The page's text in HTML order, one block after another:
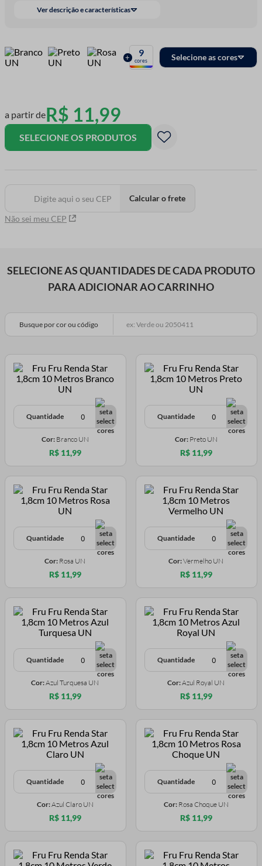
Ver descrição e características
+ 9
cores Selecione as cores
a partir deR$ 11,99
SELECIONE OS PRODUTOS
Não sei meu CEP
Calcular o frete
SELECIONE AS QUANTIDADES DE CADA PRODUTO
PARA ADICIONAR AO CARRINHO
Busque por cor ou código
Quantidade
Cor: Branco UN
R$ 11,99
Quantidade
Cor: Preto UN
R$ 11,99
Quantidade
Cor: Rosa UN
R$ 11,99
Quantidade
Cor:Vermelho UN
R$ 11,99
Quantidade
Cor:Azul Turquesa UN
R$ 11,99
Quantidade
Cor:Azul Royal UN
R$ 11,99
Quantidade
Cor:Azul Claro UN
R$ 11,99
Quantidade
Cor: Rosa Choque UN
R$ 11,99